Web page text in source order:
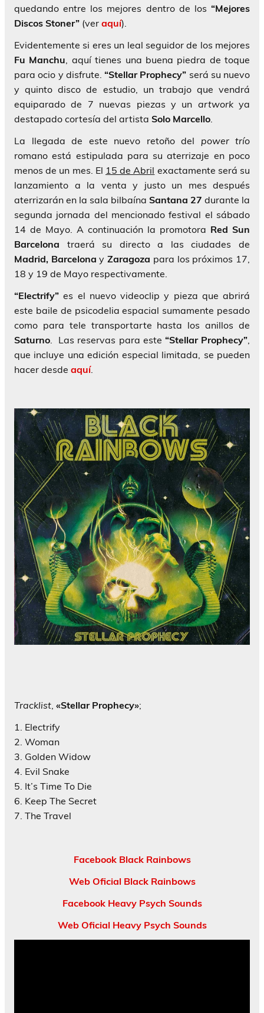
quedando entre los mejores dentro de los “Mejores
Discos Stoner” (ver aquí).
Evidentemente si eres un leal seguidor de los mejores
Fu Manchu , aquí tienes una buena piedra de toque
para ocio y disfrute. “Stellar Prophecy” será su nuevo
y quinto disco de estudio, un trabajo que vendrá
equiparado de 7 nuevas piezas y un artworkya
destapado cortesía del artista Solo Marcello
La llegada de este nuevo retoño del power trío
romano está estipulada para su aterrizaje en poco
menos de un mes. El 15 de Abril exactamente será su
lanzamiento a la venta y justo un mes después
aterrizarán en la sala bilbaína Santana 27 durante la
segunda jornada del mencionado festival el sábado
14 de Mayo. A continuación la promotora Red Sun
Barcelona traerá su directo a las ciudades de
Madrid, Barcelona yZaragoza para los próximos 17,
18 y 19 de Mayo respectivamente.
“Electrify” es el nuevo videoclip y pieza que abrirá
este baile de psicodelia espacial sumamente pesado
como para tele transportarte hasta los anillos de
Saturno . Las reservas para este “Stellar Prophecy”
que incluye una edición especial limitada, se pueden
hacer desde aquí.
Tracklist «Stellar Prophecy»;
1. Electrify
2. Woman
3. Golden Widow
4. Evil Snake
5. It’s Time To Die
6. Keep The Secret
7. The Travel
Facebook Black Rainbows
Web Oficial Black Rainbows
Facebook Heavy Psych Sounds
Web Oficial Heavy Psych Sounds